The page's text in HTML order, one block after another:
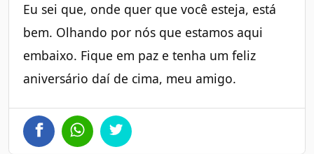
Eu sei que, onde quer que você esteja, está
bem. Olhando por nós que estamos aqui
embaixo. Fique em paz e tenha um feliz
aniversário daí de cima, meu amigo.